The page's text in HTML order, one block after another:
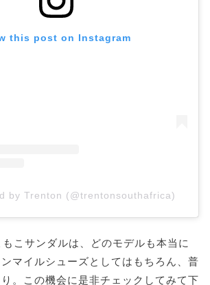
this post on Instagram
by Trenton (@trentonsouthafrica)
こサンダルは、どのモデルも本当に
マイルシューズとしてはもちろん、普
。この機会に是非チェックしてみて下